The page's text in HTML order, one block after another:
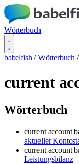
Wörterbuch
babelfish / Wörterbuch /
current
Wörterbuch
current account
aktueller
current account
Leistungsbilanz